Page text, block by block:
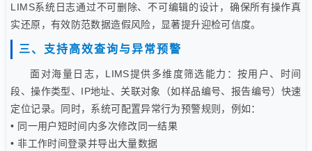
LIMS系统日志通过不可删除、不可编辑的设计，确保所有操作真
实还原，有效防范数据造假风险，显著提升迎检可信度。
三、支持高效查询与异常预警
面对海量日志，LIMS提供多维度筛选能力：按用户、时间
段、操作类型、IP地址、关联对象（如样品编号、报告编号）快速
定位记录。同时，系统可配置异常行为预警规则，例如：
• 同一用户短时间内多次修改同一结果
• 非工作时间登录并导出大量数据